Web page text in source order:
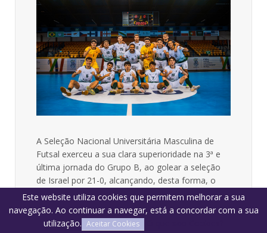
A Seleção Nacional Universitária Masculina de
Futsal exerceu a sua clara superioridade na 3ª e
última jornada do Grupo B, ao golear a seleção
de Israel por 21-0, alcançando, desta forma, o
objetivo de ficar em 1º lugar, à frente do Brasil,
que bateu a Finlândia por 2-1. A melhor diferença
de golos permitiu à equipa de Pedro Palas
Este website utiliza cookies que permitem melhorar a sua
navegação. Ao continuar a navegar, está a concordar com a sua
utilização. Aceitar Cookies